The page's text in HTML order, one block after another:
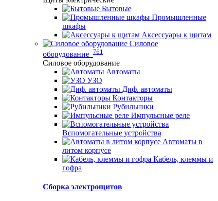
Бытовые
Промышленные
шкафы
Аксессуары к щитам
Силовое
оборудование 761
Силовое оборудование
Автоматы
УЗО
Диф. автоматы
Контакторы
Рубильники
Импульсные реле
Вспомогательные устройства
Автоматы в
литом корпусе
Кабель, клеммы и
гофра
Сборка электрощитов